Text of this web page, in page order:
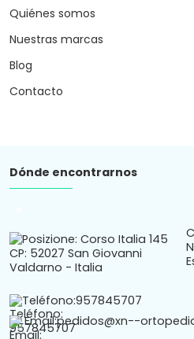
Quiénes somos
Nuestras marcas
Blog
Contacto
Dónde encontrarnos
Teléfono:957845707
Email:pedidos@xn--